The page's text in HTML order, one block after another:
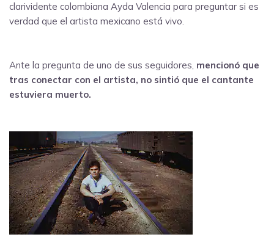
clarividente colombiana Ayda Valencia para preguntar si es
verdad que el artista mexicano está vivo.
Ante la pregunta de uno de sus seguidores, mencionó que
tras conectar con el artista, no sintió que el cantante
estuviera muerto.